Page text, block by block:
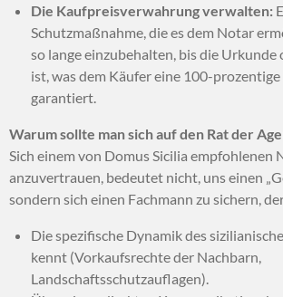
Die Kaufpreisverwahrung verwalten:
Schutzmaßnahme, die es dem Notar
so lange einzubehalten, bis die
ist, was dem Käufer eine 100-
garantiert.
Warum sollte man sich auf den Rat der
Sich einem von Domus Sicilia empfohlenen
anzuvertrauen, bedeutet nicht, uns einen
sondern sich einen Fachmann zu sichern,
Die spezifische Dynamik des
kennt (Vorkaufsrechte der Nachbarn,
Landschaftsschutzauflagen).